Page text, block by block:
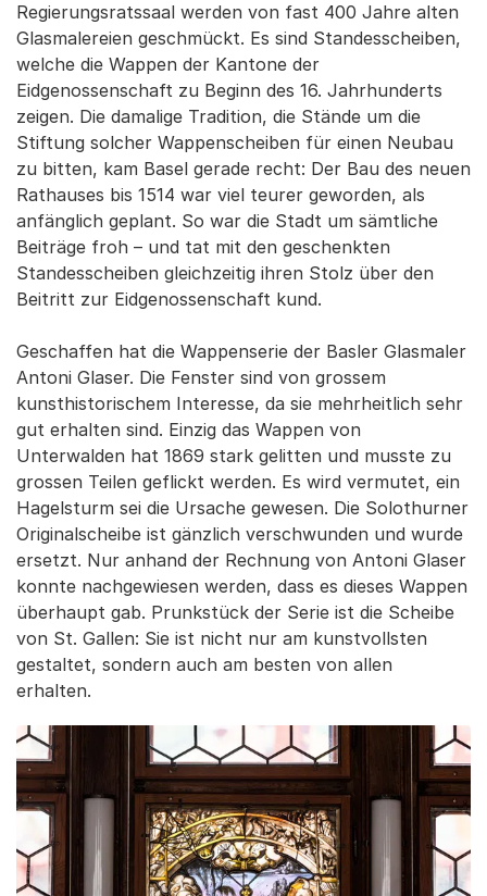
Regierungsratssaal werden von fast 400 Jahre alten
Glasmalereien geschmückt. Es sind Standesscheiben,
welche die Wappen der Kantone der
Eidgenossenschaft zu Beginn des 16. Jahrhunderts
zeigen. Die damalige Tradition, die Stände um die
Stiftung solcher Wappenscheiben für einen Neubau
zu bitten, kam Basel gerade recht: Der Bau des neuen
Rathauses bis 1514 war viel teurer geworden, als
anfänglich geplant. So war die Stadt um sämtliche
Beiträge froh – und tat mit den geschenkten
Standesscheiben gleichzeitig ihren Stolz über den
Beitritt zur Eidgenossenschaft kund.
Geschaffen hat die Wappenserie der Basler Glasmaler
Antoni Glaser. Die Fenster sind von grossem
kunsthistorischem Interesse, da sie mehrheitlich sehr
gut erhalten sind. Einzig das Wappen von
Unterwalden hat 1869 stark gelitten und musste zu
grossen Teilen geflickt werden. Es wird vermutet, ein
Hagelsturm sei die Ursache gewesen. Die Solothurner
Originalscheibe ist gänzlich verschwunden und wurde
ersetzt. Nur anhand der Rechnung von Antoni Glaser
konnte nachgewiesen werden, dass es dieses Wappen
überhaupt gab. Prunkstück der Serie ist die Scheibe
von St. Gallen: Sie ist nicht nur am kunstvollsten
gestaltet, sondern auch am besten von allen
erhalten.